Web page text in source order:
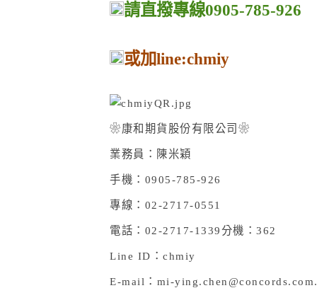
請直撥專線0905-785-926
或加line:chmiy
❀康和期貨股份有限公司❀
業務員：陳米穎
手機：0905-785-926
專線：02-2717-0551
電話：02-2717-1339分機：362
Line ID ：chmiy
E-mail ：mi-